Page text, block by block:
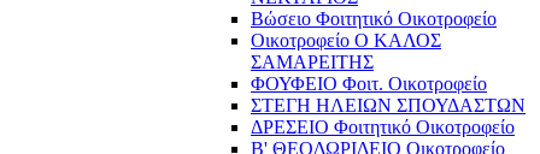
Βώσειο Φοιτητικό Οικοτροφείο
Οικοτροφείο Ο ΚΑΛΟΣ
ΣΑΜΑΡΕΙΤΗΣ
ΦΟΥΦΕΙΟ Φοιτ. Οικοτροφείο
ΣΤΕΓΗ ΗΛΕΙΩΝ ΣΠΟΥΔΑΣΤΩΝ
ΔΡΕΣΕΙΟ Φοιτητικό Οικοτροφείο
Β' ΘΕΟΔΩΡΙΔΕΙΟ Οικοτροφείο